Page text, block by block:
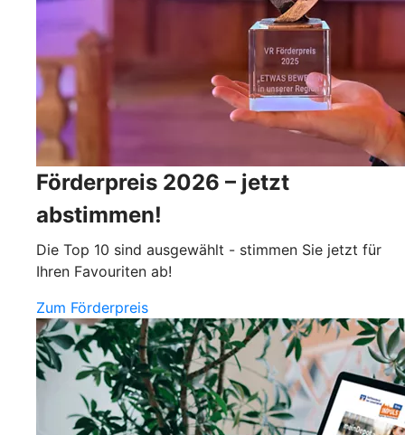
Förderpreis 2026 – jetzt
abstimmen!
Die Top 10 sind ausgewählt - stimmen Sie jetzt für
Ihren Favouriten ab!
Zum Förderpreis